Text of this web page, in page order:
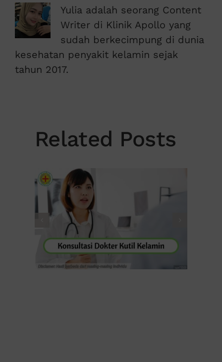
Yulia adalah seorang Content
Writer di Klinik Apollo yang
sudah berkecimpung di dunia
kesehatan penyakit kelamin sejak
tahun 2017.
Related Posts